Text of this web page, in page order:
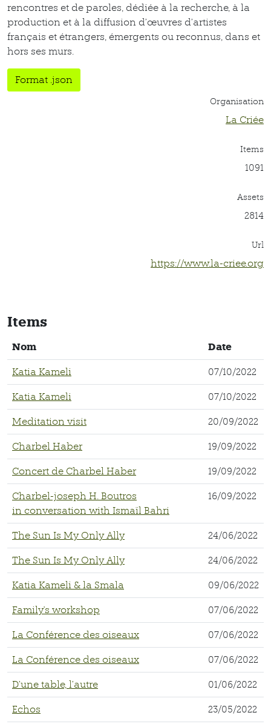
rencontres et de paroles, dédiée à la recherche, à la
production et à la diffusion d’œuvres d’artistes
français et étrangers, émergents ou reconnus, dans et
hors ses murs.
Format .json
Organisation
La Criée
Items
1091
Assets
2814
Url
https://www.la-criee.org
Items
Nom Date
Katia Kameli 07/10/2022
Katia Kameli 07/10/2022
Meditation visit 20/09/2022
Charbel Haber 19/09/2022
Concert de Charbel Haber 19/09/2022
Charbel-joseph H. Boutros
in conversation with Ismaïl Bahri
16/09/2022
The Sun Is My Only Ally 24/06/2022
The Sun Is My Only Ally 24/06/2022
Katia Kameli & la Smala 09/06/2022
Family's workshop 07/06/2022
La Conférence des oiseaux 07/06/2022
La Conférence des oiseaux 07/06/2022
D’une table, l’autre 01/06/2022
Echos 23/05/2022